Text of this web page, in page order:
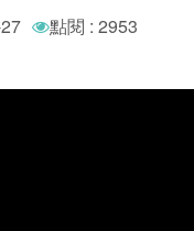
點閱 : 2953